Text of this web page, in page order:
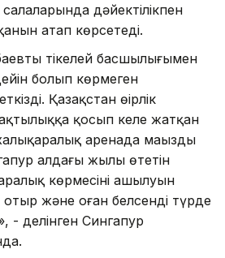
дәйектілікпен
атап көрсетеді.
тікелей басшы­лы­ғымен
болып көрмеген
Қазақстан өңірлік
қосып келе жатқан
аренада маңызды
алдағы жылы өтетін
көрмесінің ашылуын
отыр және оған белсенді түрде
- делінген Сингапур